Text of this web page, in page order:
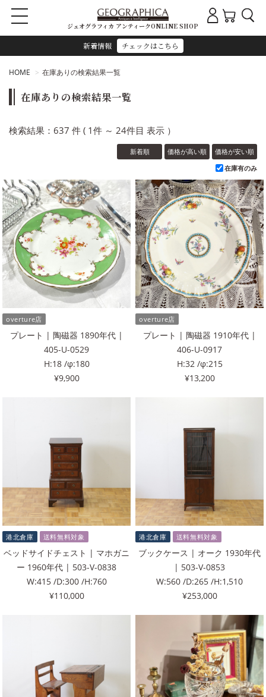
新着情報 チェックはこちら
ジェオグラフィカ アンティークONLINE SHOP
HOME 在庫ありの検索結果一覧
在庫ありの検索結果一覧
検索結果：637 件 ( 1件 ～ 24件目 表示 ）
新着順 価格が高い順
価格が安い順
在庫有のみ
overture店
プレート | 陶磁器 1890年代 |
405-U-0529
H:18 /φ:180
¥9,900
overture店
プレート | 陶磁器 1910年代 |
406-U-0917
H:32 /φ:215
¥13,200
港北倉庫 送料無料対象
ベッドサイドチェスト | マホガニ
ー 1960年代 | 503-V-0838
W:415 /D:300 /H:760
¥110,000
港北倉庫 送料無料対象
ブックケース | オーク 1930年代
| 503-V-0853
W:560 /D:265 /H:1,510
¥253,000